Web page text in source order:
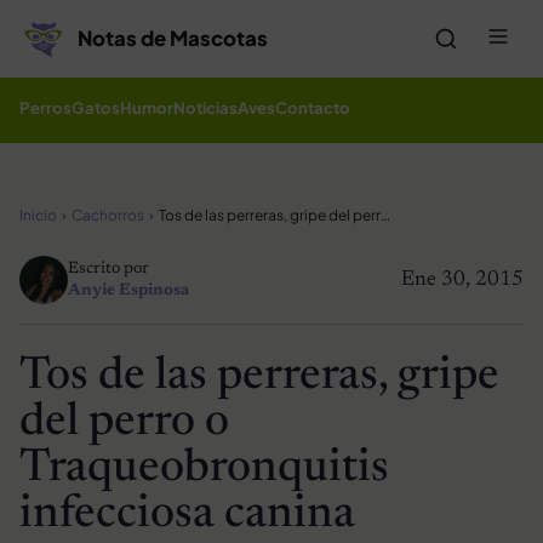
Notas de Mascotas
PerrosGatosHumorNoticiasAvesContacto
Inicio Cachorros Tos de las perreras, gripe del perro o Traqueobronquitis infecciosa canina
Ene 30, 2015
Escrito por
Anyie Espinosa
Tos de las perreras, gripe
del perro o
Traqueobronquitis
infecciosa canina